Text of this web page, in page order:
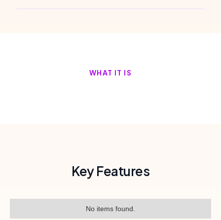
WHAT IT IS
Key Features
No items found.